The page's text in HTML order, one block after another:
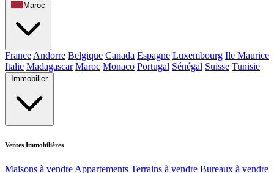
Maroc
France Andorre Belgique Canada Espagne Luxembourg Ile Maurice
Italie Madagascar Maroc Monaco Portugal Sénégal Suisse Tunisie
Immobilier
Ventes Immobilières
Maisons à vendre Appartements Terrains à vendre Bureaux à vendre